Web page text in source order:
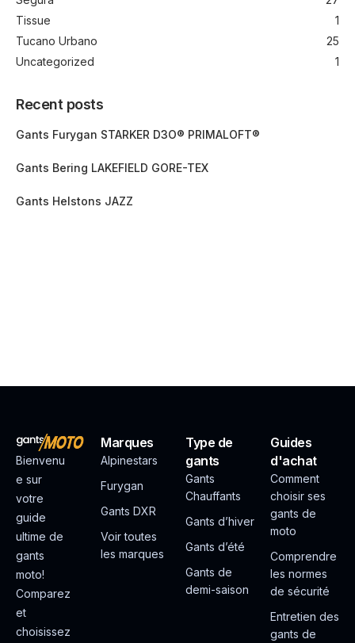
Tissue
1
Tucano Urbano
25
Uncategorized
1
Recent posts
Gants Furygan STARKER D3O® PRIMALOFT®
Gants Bering LAKEFIELD GORE-TEX
Gants Helstons JAZZ
Bienvenu
e sur
votre
guide
ultime de
gants
moto!
Comparez
et
choisissez
Marques
Alpinestars
Furygan
Gants DXR
Voir toutes
les marques
Type de
gants
Gants
Chauffants
Gants d’hiver
Gants d’été
Gants de
demi-saison
Guides
d'achat
Comment
choisir ses
gants de
moto
Comprendre
les normes
de sécurité
Entretien des
gants de